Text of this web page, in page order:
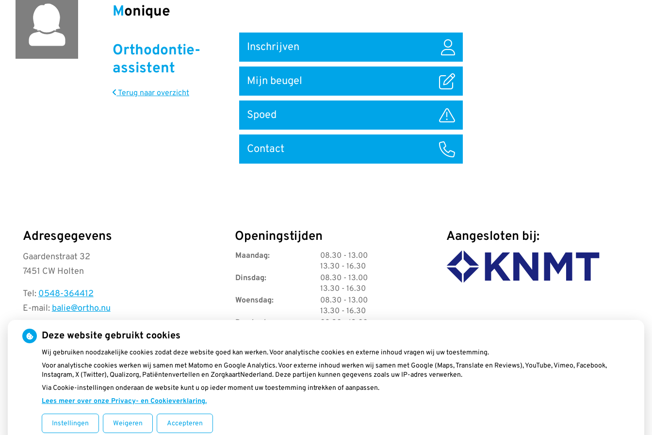
Monique
Orthodontie-
assistent
Terug naar overzicht
naar
Inschrijven
Mijn beugel
Spoed
Contact
Adresgegevens
Gaardenstraat 32
7451 CW Holten
Tel:0548-364412
E-mail:balie@ortho.nu
Voor Beugel EHBO klikhier
Zomervakantie : Wij starten weer vanaf 10
augustus 2026
Openingstijden
Maandag: 08.30 t
o
t
- 13.00
13.30 t
o
t
- 16.30
Dinsdag:
08.30 t
o
t
- 13.00
13.30 t
o
t
- 16.30
Woensdag:
08.30 t
o
- 13.00
13.30 t- 16.30
Donderdag:
08.30
- 13.00
t
Aangesloten bij:
Uw Zorg Online|Beheer
Deze website gebruikt cookies
Wij gebruiken noodzakelijke cookies zodat deze website goed kan werken. Voor analytische cookies en externe inhoud vragen wij uw toestemming.
Voor analytische cookies werken wij samen met Matomo en Google Analytics. Voor externe inhoud werken wij samen met Google (Maps, Translate en Reviews), YouTube, Vimeo, Facebook,
Instagram, X (Twitter), Qualizorg, Patiëntenvertellen en ZorgkaartNederland. Deze partijen kunnen gegevens zoals uw IP-adres verwerken.
Via Cookie-instellingen onderaan de website kunt u op ieder moment uw toestemming intrekken of aanpassen.
Lees meer over onze Privacy- en Cookieverklaring.
Instellingen Weigeren Accepteren